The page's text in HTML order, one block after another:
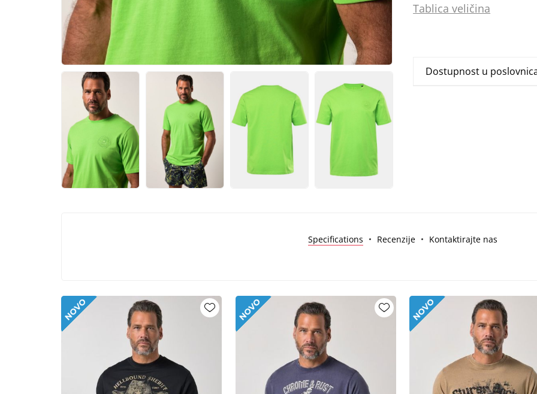
Tablica veličina
Dostupnost u
Specifications Recenzije Kontaktirajte nas